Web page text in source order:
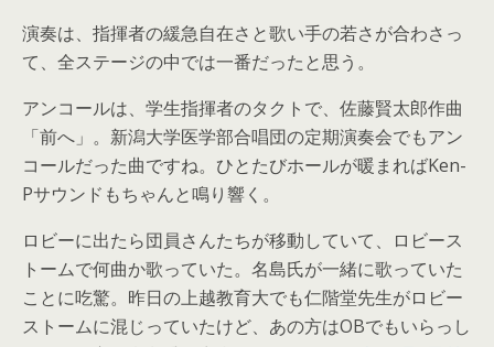
演奏は、指揮者の緩急自在さと歌い手の若さが合わさっ
て、全ステージの中では一番だったと思う。
アンコールは、学生指揮者のタクトで、佐藤賢太郎作曲
「前へ」。新潟大学医学部合唱団の定期演奏会でもアン
コールだった曲ですね。ひとたびホールが暖まればKen-
Pサウンドもちゃんと鳴り響く。
ロビーに出たら団員さんたちが移動していて、ロビース
トームで何曲か歌っていた。名島氏が一緒に歌っていた
ことに吃驚。昨日の上越教育大でも仁階堂先生がロビー
ストームに混じっていたけど、あの方はOBでもいらっし